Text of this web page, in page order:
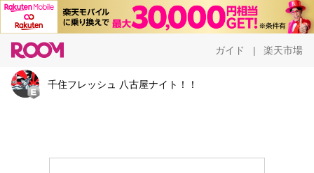
ガイド 楽天市場
千住フレッシュ 八古屋ナイト！！